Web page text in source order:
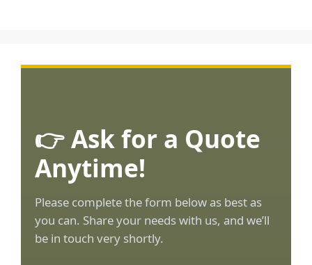
👉 Ask for a Quote
Anytime!
Please complete the form below as best as
you can. Share your needs with us, and we’ll
be in touch very shortly.